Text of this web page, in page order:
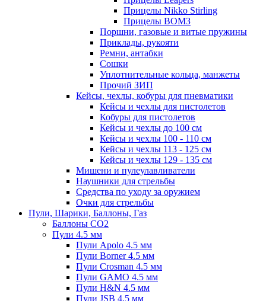
Прицелы Nikko Stirling
Прицелы ВОМЗ
Поршни, газовые и витые пружины
Приклады, рукояти
Ремни, антабки
Сошки
Уплотнительные кольца, манжеты
Прочий ЗИП
Кейсы, чехлы, кобуры для пневматики
Кейсы и чехлы для пистолетов
Кобуры для пистолетов
Кейсы и чехлы до 100 см
Кейсы и чехлы 100 - 110 см
Кейсы и чехлы 113 - 125 см
Кейсы и чехлы 129 - 135 см
Мишени и пулеулавливатели
Наушники для стрельбы
Средства по уходу за оружием
Очки для стрельбы
Пули, Шарики, Баллоны, Газ
Баллоны CO2
Пули 4.5 мм
Пули Apolo 4.5 мм
Пули Borner 4.5 мм
Пули Crosman 4.5 мм
Пули GAMO 4.5 мм
Пули H&N 4.5 мм
Пули JSB 4.5 мм